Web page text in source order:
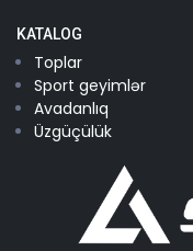
KATALOG
Toplar
Sport geyimlər
Avadanlıq
Üzgüçülük